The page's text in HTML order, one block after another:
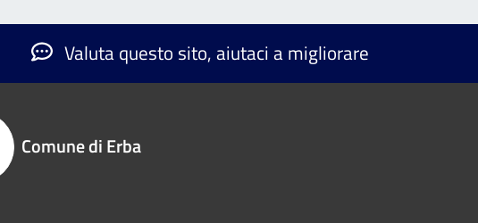
Valuta questo sito, aiutaci a migliorare
Comune di Erba